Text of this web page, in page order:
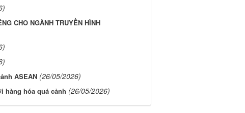
CHO NGÀNH TRUYỀN HÌNH
ASEAN (26/05/2026)
hàng hóa quá cảnh (26/05/2026)